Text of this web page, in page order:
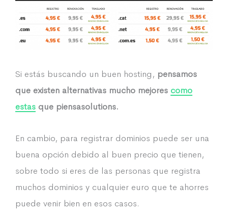
Si estás buscando un buen hosting, pensamos
que existen alternativas mucho mejores como
estas que piensasolutions.
En cambio, para registrar dominios puede ser una
buena opción debido al buen precio que tienen,
sobre todo si eres de las personas que registra
muchos dominios y cualquier euro que te ahorres
puede venir bien en esos casos.